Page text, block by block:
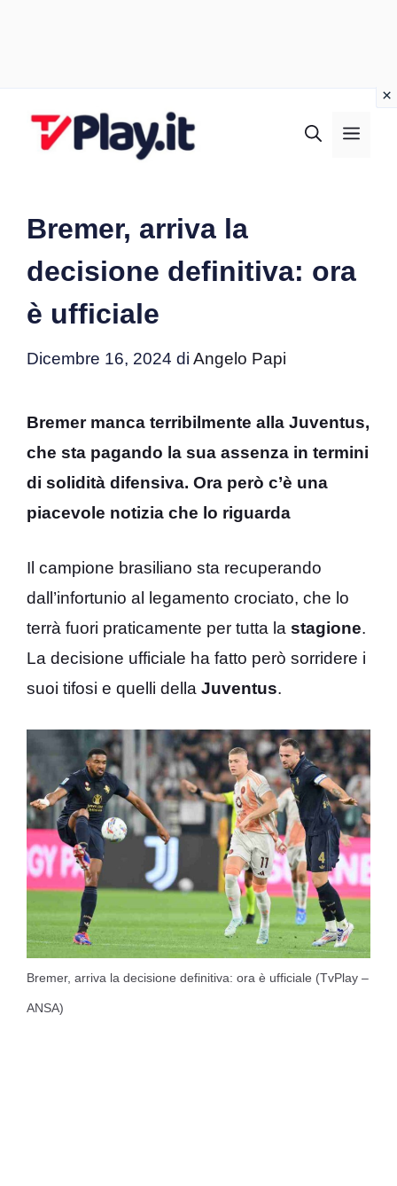
Bremer, arriva la
decisione definitiva: ora
è ufficiale
Dicembre 16, 2024 di Angelo Papi
Bremer manca terribilmente alla Juventus,
che sta pagando la sua assenza in termini
di solidità difensiva. Ora però c’è una
piacevole notizia che lo riguarda
Il campione brasiliano sta recuperando
dall’infortunio al legamento crociato, che lo
terrà fuori praticamente per tutta la stagione.
La decisione ufficiale ha fatto però sorridere i
suoi tifosi e quelli della Juventus.
Bremer, arriva la decisione definitiva: ora è ufficiale (TvPlay –
ANSA)